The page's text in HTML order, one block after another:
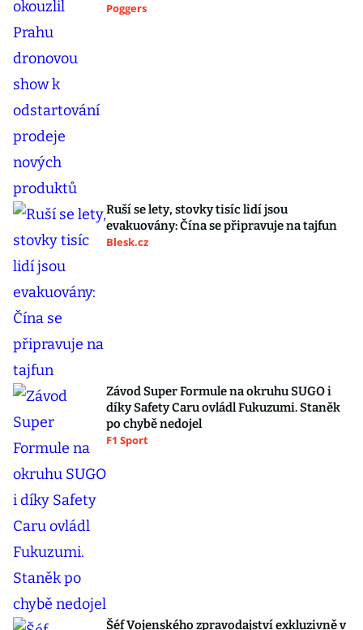
Poggers
Ruší se lety, stovky tisíc lidí jsou
evakuovány: Čína se připravuje na tajfun
Blesk.cz
Závod Super Formule na okruhu SUGO i
díky Safety Caru ovládl Fukuzumi. Staněk
po chybě nedojel
F1 Sport
Šéf Vojenského zpravodajství exkluzivně v